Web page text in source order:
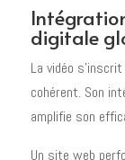
digitale
La vidéo
cohérent. Son
amplifie son
Un site web